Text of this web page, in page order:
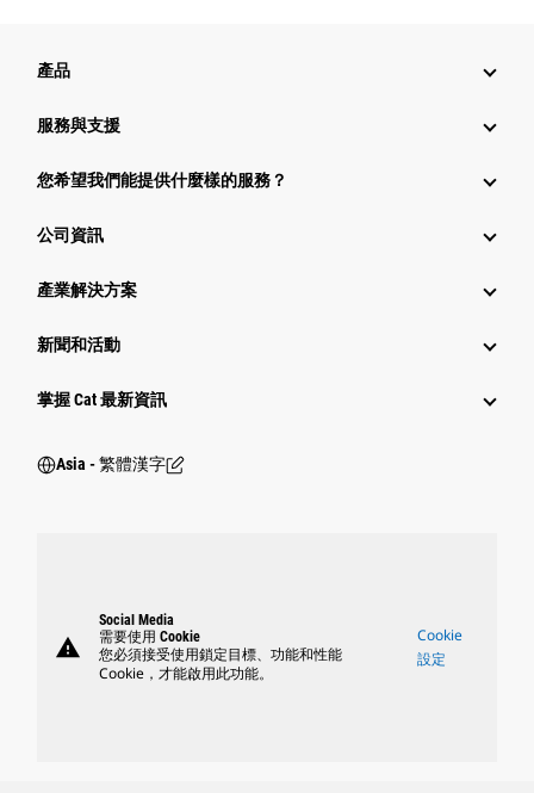
產品
服務與支援
您希望我們能提供什麼樣的服務？
公司資訊
產業解決方案
新聞和活動
掌握 Cat 最新資訊
Asia - 繁體漢字
warning
Social Media
需要使用 Cookie
您必須接受使用鎖定目標、功能和性能
Cookie，才能啟用此功能。
Cookie
設定